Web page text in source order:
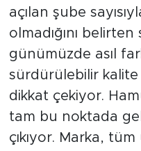
açılan şube
olmadığını
günümüzde asıl
sürdürülebilir
dikkat çekiyor.
tam bu noktada
çıkıyor. Marka,